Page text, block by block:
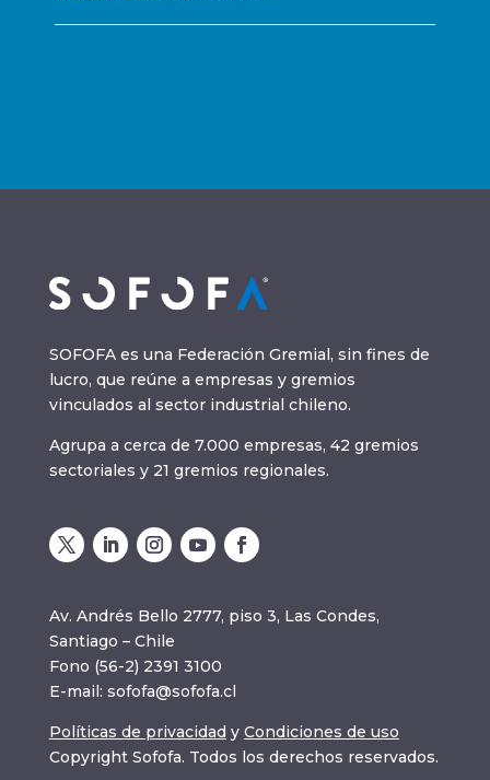
SOFOFA es una Federación Gremial, sin fines de
lucro, que reúne a empresas y gremios
vinculados al sector industrial chileno.
Agrupa a cerca de 7.000 empresas, 42 gremios
sectoriales y 21 gremios regionales.
Av. Andrés Bello 2777, piso 3, Las Condes,
Santiago – Chile
Fono (56-2) 2391 3100
E-mail: sofofa@sofofa.cl
Políticas de privacidad y Condiciones de uso
Copyright Sofofa. Todos los derechos reservados.